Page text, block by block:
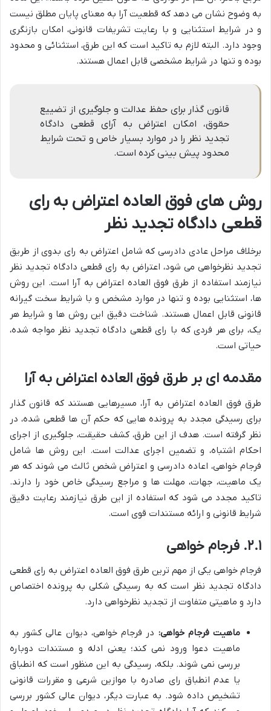
به وضوح نشان می دهد که قطعیت آرا به معنای پایان مطلق نیست
و در شرایط استثنایی و با رعایت تشریفات قانونی، امکان بازنگری
وجود دارد. البته لازم به تاکید است که این طرق، استثنائی و محدود
بوده و تنها در شرایط مشخصی قابل اعمال هستند.
قانون گذار برای حفظ عدالت و جلوگیری از تضییع
حقوق، امکان اعتراض به آرای قطعی دادگاه
تجدید نظر را در موارد بسیار خاص و تحت شرایط
محدود پیش بینی کرده است.
روش های فوق العاده اعتراض به رای
قطعی دادگاه تجدید نظر
برخلاف مراحل عادی دادرسی که شامل اعتراض به رای بدوی از طریق
تجدید نظرخواهی می شود، اعتراض به رای قطعی دادگاه تجدید نظر
نیازمند استفاده از طرق فوق العاده اعتراض به آرا است. این روش
ها، استثنایی بوده و تنها در موارد مشخص و با شرایط سخت گیرانه
قانونی قابل اعمال هستند. شناخت دقیق این روش ها و شرایط هر
یک، برای هر فردی که با رای قطعی دادگاه تجدید نظر مواجه شده،
حیاتی است.
مقدمه ای بر طرق فوق العاده اعتراض به آرا
طرق فوق العاده اعتراض به آرا، مسیرهایی هستند که قانون گذار
برای رسیدگی مجدد به پرونده هایی که حکم آن ها قطعی شده، در
نظر گرفته است. هدف از این طرق، کشف حقیقت، جلوگیری از اجرای
احکام اشتباه، و تضمین اجرای عدالت است. این روش ها شامل
فرجام خواهی، اعاده دادرسی و اعتراض شخص ثالث می شوند که هر
یک ماهیت، جهات، مهلت ها و مراجع رسیدگی خاص خود را دارند.
تاکید مجدد می شود که استفاده از این طرق نیازمند رعایت دقیق
شرایط قانونی و ارائه مستندات قوی است.
۲.۱. فرجام خواهی
فرجام خواهی یکی از مهم ترین طرق فوق العاده اعتراض به رای قطعی
دادگاه تجدید نظر است که به رسیدگی شکلی به پرونده اختصاص
دارد و ماهیتی متفاوت از تجدید نظرخواهی دارد.
ماهیت فرجام خواهی: در فرجام خواهی، دیوان عالی کشور به
ماهیت دعوا ورود نمی کند؛ یعنی ادله و مستندات دوباره
بررسی نمی شوند. بلکه، رسیدگی به این منظور است که انطباق
یا عدم انطباق رای صادره با موازین شرعی و مقررات قانونی
تشخیص داده شود. به عبارت دیگر، دیوان عالی کشور بررسی